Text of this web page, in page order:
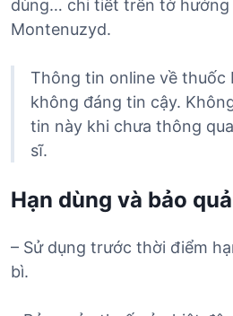
dùng… chi tiết trên tờ hướng
Montenuzyd.
Thông tin online về
không đáng tin cậy.
tin này khi chưa thông
sĩ.
Hạn dùng và bảo
– Sử dụng trước thời điểm
bì.